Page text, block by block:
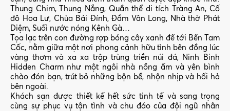
Thung Chim, Thung Nắng, Quần thể di tích Tràng An, Cố
đô Hoa Lư, Chùa Bái Đính, Đầm Vân Long, Nhà thờ Phát
Diệm, Suối nước nóng Kênh Gà…
Tọa lạc trên con đường rợp bóng cây xanh để tới Bến Tam
Cốc, nằm giữa một nơi phong cảnh hữu tình bên đồng lúc
vàng thơm và xa xa trập trùng triền núi đá, Ninh Binh
Hidden Charm như một ngôi nhà nồng ấm và yên bình
chào đón bạn, trút bỏ những bộn bề, nhộn nhịp và hối hả
bên ngoài.
Khách sạn được thiết kế hết sức tinh tế và sang trọng
cùng sự phục vụ tận tình và chu đáo của đội ngũ nhân